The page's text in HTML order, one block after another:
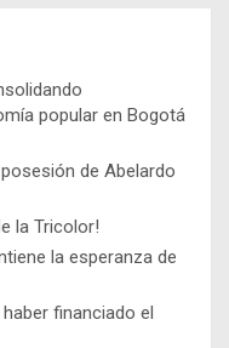
popular en Bogotá
de Abelardo
la Tricolor!
la esperanza de
financiado el